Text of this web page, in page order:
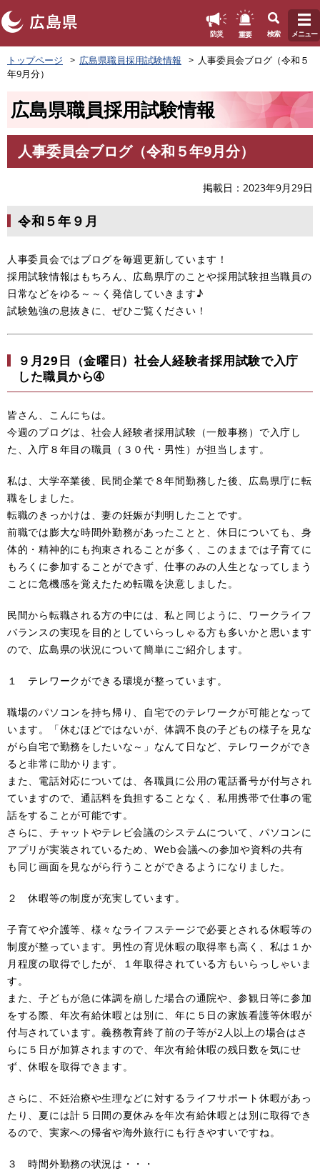
ペ
ー
ジ
。
防災 重要 検索 メニュー
トップページ 広島県職員採用試験情報
人事委員会ブログ（令和５
年9月分）
広島県職員採用試験情報
文
人事委員会ブログ（令和５年9月分）
掲載日 2023年9月29日
令和５年９月
人事委員会ではブログを毎週更新しています！
採用試験情報はもちろん、広島県庁のことや採用試験担当職員の
日常などをゆる～～く発信していきます♪
試験勉強の息抜きに、ぜひご覧ください！
９月29日（金曜日）社会人経験者採用試験で入庁
した職員から➃
皆さん、こんにちは。
今週のブログは、社会人経験者採用試験（一般事務）で入庁し
た、入庁８年目の職員（３０代・男性）が担当します。
私は、大学卒業後、民間企業で８年間勤務した後、広島県庁に転
職をしました。
転職のきっかけは、妻の妊娠が判明したことです。
前職では膨大な時間外勤務があったことと、休日についても、身
体的・精神的にも拘束されることが多く、このままでは子育てに
もろくに参加することができず、仕事のみの人生となってしまう
ことに危機感を覚えたため転職を決意しました。
民間から転職される方の中には、私と同じように、ワークライフ
バランスの実現を目的としていらっしゃる方も多いかと思います
ので、広島県の状況について簡単にご紹介します。
１ テレワークができる環境が整っています。
職場のパソコンを持ち帰り、自宅でのテレワークが可能となって
います。「休むほどではないが、体調不良の子どもの様子を見な
がら自宅で勤務をしたいな～」なんて日など、テレワークができ
ると非常に助かります。
また、電話対応については、各職員に公用の電話番号が付与され
ていますので、通話料を負担することなく、私用携帯で仕事の電
話をすることが可能です。
さらに、チャットやテレビ会議のシステムについて、パソコンに
アプリが実装されているため、Web会議への参加や資料の共有
も同じ画面を見ながら行うことができるようになりました。
２ 休暇等の制度が充実しています。
子育てや介護等、様々なライフステージで必要とされる休暇等の
制度が整っています。男性の育児休暇の取得率も高く、私は１か
月程度の取得でしたが、１年取得されている方もいらっしゃいま
す。
また、子どもが急に体調を崩した場合の通院や、参観日等に参加
をする際、年次有給休暇とは別に、年に５日の家族看護等休暇が
付与されています。義務教育終了前の子等が2人以上の場合はさ
らに５日が加算されますので、年次有給休暇の残日数を気にせ
ず、休暇を取得できます。
さらに、不妊治療や生理などに対するライフサポート休暇があっ
たり、夏には計５日間の夏休みを年次有給休暇とは別に取得でき
るので、実家への帰省や海外旅行にも行きやすいですね。
３ 時間外勤務の状況は・・・